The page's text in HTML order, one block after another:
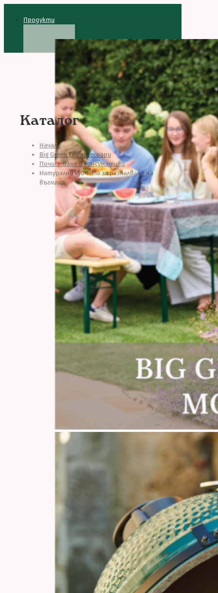
Продукти
Каталог
Начало
Big Green Egg аксесоари
Почистване и консумативи
Натурални кубчета за разпалване на
въглища